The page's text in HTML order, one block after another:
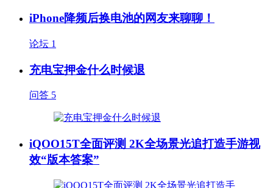
iPhone降频后换电池的网友来聊聊！
论坛 1
充电宝押金什么时候退
问答 5
iQOO15T全面评测 2K全场景光追打造手游视
效“版本答案”